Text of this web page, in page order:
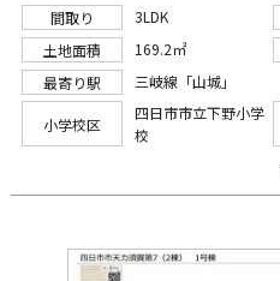
間取り 3LDK
土地面積
169.2㎡
最寄り駅
三岐線「山城」
小学校区
四日市市立下野小学
校